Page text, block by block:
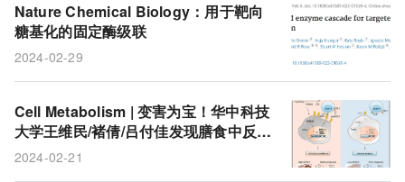
Nature Chemical Biology：用于靶向
糖基化的固定酶级联
2024-02-29
Cell Metabolism | 变害为宝！华中科技
大学王维民/褚倩/吕付佳发现​膳食中反油
酸促进肿瘤抗原呈递和癌症免疫
2024-02-21